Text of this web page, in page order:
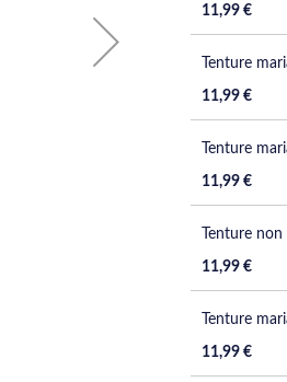
11,99 €
Tenture
11,99 €
Tenture
11,99 €
Tenture
11,99 €
Tenture
11,99 €